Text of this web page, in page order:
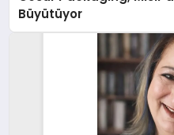
Büyütüyor